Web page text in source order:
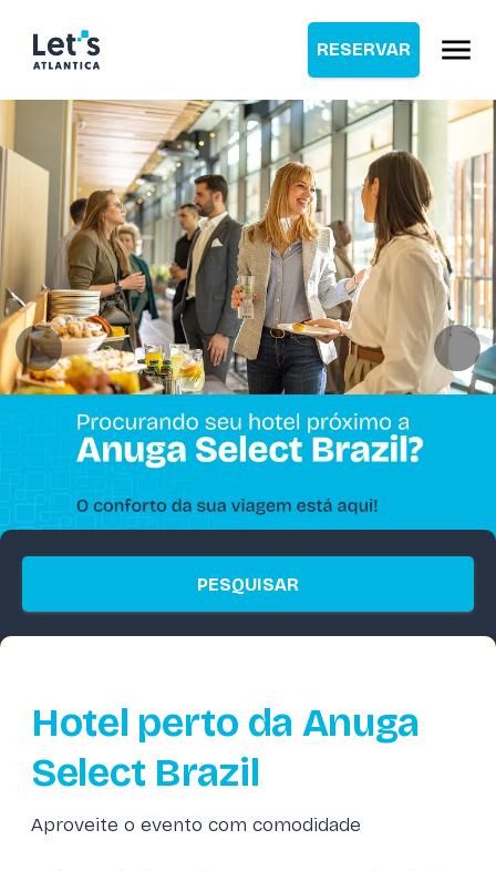
RESERVAR
PESQUISAR
Hotel perto da Anuga
Select Brazil
Aproveite o evento com comodidade